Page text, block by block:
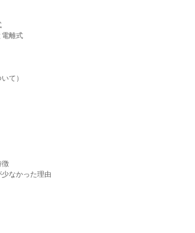
電離式
て）
徴
なかった理由